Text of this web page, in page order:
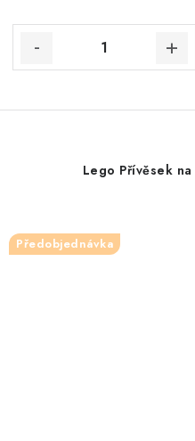
Lego Přívěsek
Předobjednávka